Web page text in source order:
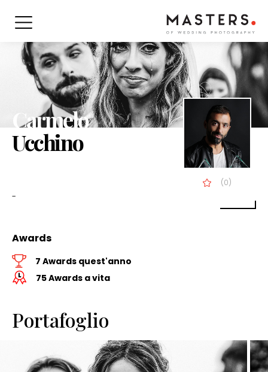
Carmelo
Ucchino
(0)
-
Awards
7 Awards quest'anno
75 Awards a vita
Portafoglio